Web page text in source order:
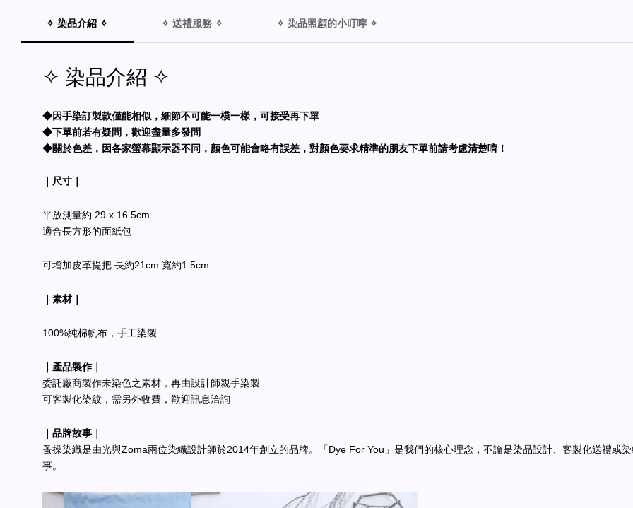
✧ 染品介紹 ✧ ✧ 送禮服務 ✧ ✧ 染品照顧的小叮嚀 ✧
✧ 染品介紹 ✧
◆因手染訂製款僅能相似，細節不可能一模一樣，可接受再下單
◆下單前若有疑問，歡迎盡量多發問
◆關於色差，因各家螢幕顯示器不同，顏色可能會略有誤差，對顏色要求精準的朋友下單前請考慮清楚唷！
｜尺寸｜
平放測量約 29 x 16.5cm
適合長方形的面紙包
可增加皮革提把 長約21cm 寬約1.5cm
｜素材｜
100%純棉帆布，手工染製
｜產品製作｜
委託廠商製作未染色之素材，再由設計師親手染製
可客製化染紋，需另外收費，歡迎訊息洽詢
｜品牌故事｜
蚤操染織是由光與Zoma兩位染織設計師於2014年創立的品牌。「Dye For You」是我們的核心理念，不論是染品設計、客製化送禮或
事。